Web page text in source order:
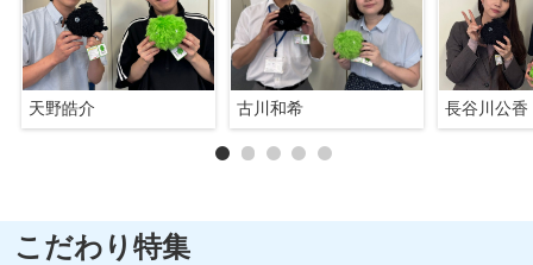
天野皓介 古川和希 長谷川公香
こだわり特集